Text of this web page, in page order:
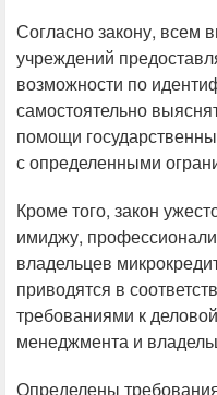
Согласно закону, всем
учреждений
возможности по
самостоятельно
помощи
с определенными
Кроме того, закон
имиджу,
владельцев
приводятся в
требованиями к
менеджмента и
Определены